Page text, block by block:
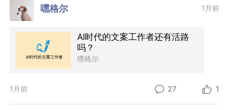
嘿格尔 1月前
AI时代的文案工作者还有活路
吗？
嘿格尔
1月前 27 1